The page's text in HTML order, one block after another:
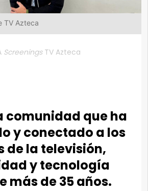
TV Azteca
ScreeningsTV Azteca
comunidad que ha
y conectado a los
de la televisión,
y tecnología
más de 35 años.